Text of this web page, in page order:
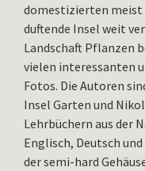
domestizierten meist
duftende Insel weit
Landschaft Pflanzen
vielen interessanten
Fotos. Die Autoren
Insel Garten und
Lehrbüchern aus der
Englisch, Deutsch
der semi-hard